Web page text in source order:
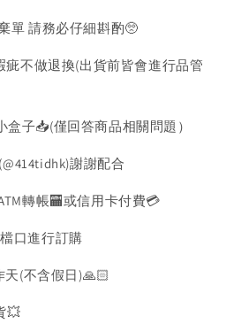
單 請務必仔細斟酌🥺
疵不做退換(出貨前皆會進行品管
子📥(僅回答商品相關問題）
謝謝配合
轉帳🏧或信用卡付費💳
口進行訂購
(不含假日)🙏🏻
💥